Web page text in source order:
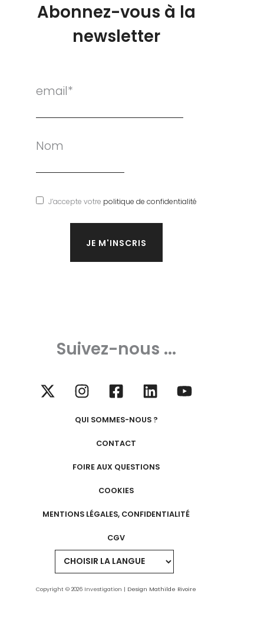
Abonnez-vous à la
newsletter
email*
Nom
J’accepte votre politique de confidentialité
Suivez-nous ...
QUI SOMMES-NOUS ?
CONTACT
FOIRE AUX QUESTIONS
COOKIES
MENTIONS LÉGALES, CONFIDENTIALITÉ
CGV
Copyright © 2026 Investigation | Design Mathilde Rivoire